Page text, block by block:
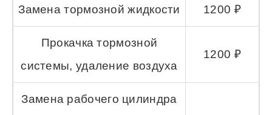
Замена тормозной жидкости 1200 ₽
Прокачка тормозной
системы, удаление воздуха
1200 ₽
Замена рабочего цилиндра